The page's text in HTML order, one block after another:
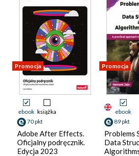
Promocja
ebook książka
70 pkt
Adobe After Effects.
Oficjalny podręcznik.
Edycja 2023
Promocja
ebook
89 pkt
Problems
Data